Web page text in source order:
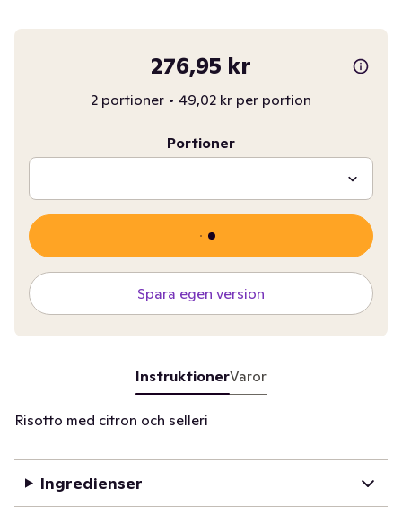
276,95 kr
2 portioner • 49,02 kr per portion
Portioner
Spara egen version
InstruktionerVaror
Risotto med citron och selleri
Ingredienser